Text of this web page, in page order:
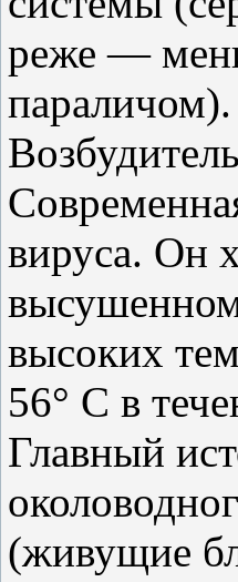
реже —
параличом).
вируса. Он
высоких
56° C в
Главный
(живущие